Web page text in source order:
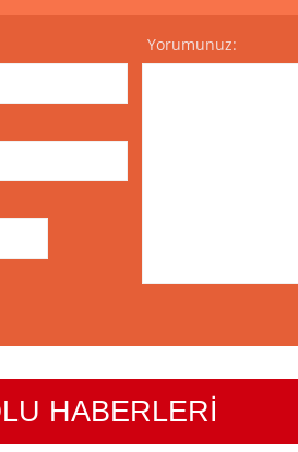
Yorumunuz:
HABERLERİ